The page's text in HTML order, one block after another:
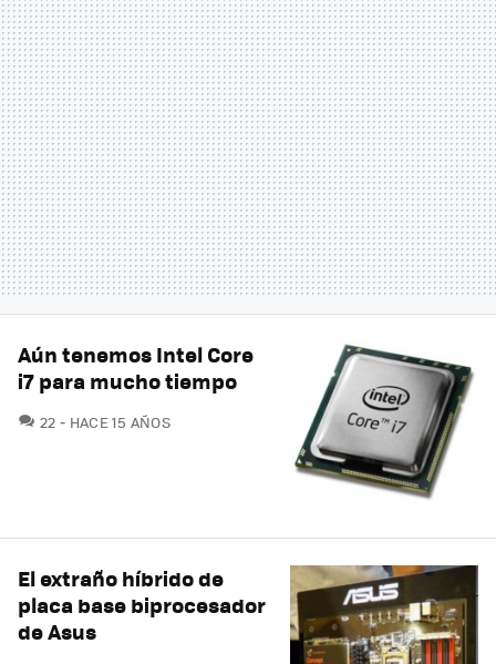
Aún tenemos Intel Core
i7 para mucho tiempo
22 COMENTARIOS
HACE 15 AÑOS
El extraño híbrido de
placa base biprocesador
de Asus